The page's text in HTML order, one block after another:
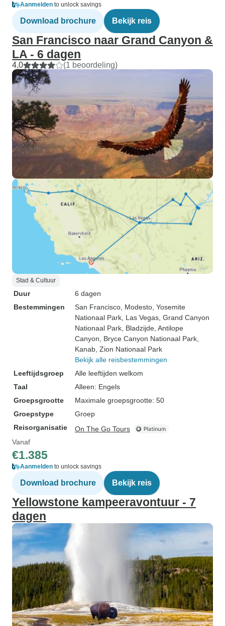
Aanmelden to unlock savings
Download brochure Bekijk reis
San Francisco naar Grand Canyon &
LA - 6 dagen
4,0 (1 beoordeling)
Stad & Cultuur
Duur
6 dagen
Bestemmingen
San Francisco , Modesto , Yosemite
Nationaal Park , Las Vegas , Grand Canyon
Nationaal Park , Bladzijde , Antilope
Canyon , Bryce Canyon Nationaal Park
Kanab , Zion Nationaal Park
Bekijk alle reisbestemmingen
Leeftijdsgroep
Alle leeftijden welkom
Taal
Alleen: Engels
Groepsgrootte
Maximale groepsgrootte: 50
Groepstype
Groep
Reisorganisatie
On The Go Tours
Vanaf
€1.385
Aanmelden to unlock savings
Download brochure Bekijk reis
Yellowstone kampeeravontuur - 7
dagen